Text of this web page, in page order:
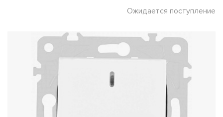
Ожидается поступление